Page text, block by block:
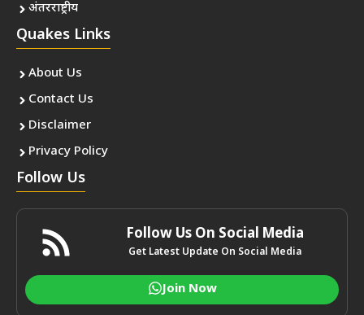
अंतरराष्ट्रीय
Quakes Links
About Us
Contact Us
Disclaimer
Privacy Policy
Follow Us
Follow Us On Social Media
Get Latest Update On Social Media
Join Now